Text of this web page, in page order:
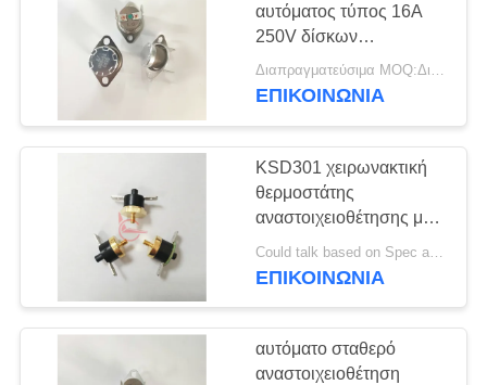
ΠΟΙΟΤΙΚΌΣ
ΈΛΕΓΧΟΣ
ΜΑΣ
ΕΠΑΦΉ
αυτόματος τύπος 16A
250V δίσκων
αναστοιχειοθέτησης
KSD301 διμεταλλικός
Διαπραγματεύσιμα MOQ:Διαπραγματεύσιμο
ΕΠΙΚΟΙΝΩΝΊΑ
KSD301 χειρωνακτική
θερμοστάτης
αναστοιχειοθέτησης με
το κεφάλι χαλκού βιδών
για τον κατασκευαστή
ΕΠΙΚΟΙΝΩΝΊΑ
αυτόματο σταθερό
αναστοιχειοθέτηση